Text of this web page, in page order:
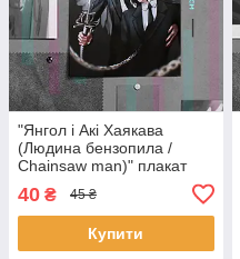
"Янгол і Акі Хаякава
(Людина бензопила /
Chainsaw man)" плакат
(14х20см)
40 ₴ 45 ₴
Купити